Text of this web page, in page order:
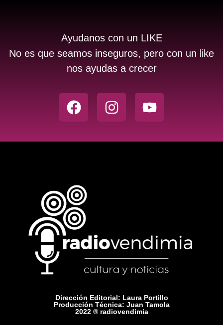
Ayudanos con un LIKE
No es que seamos inseguros, pero con un like
nos ayudas a crecer
Dirección Editorial: Laura Portillo
Producción Técnica: Juan Tamola
2022 ® radiovendimia